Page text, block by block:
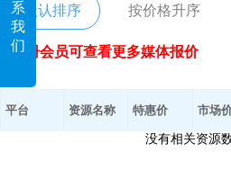
系
我
们
默认排序 按价格升序
注册会员可查看更多媒体报价
平台 资源名称 特惠价 市场
没有相关资源